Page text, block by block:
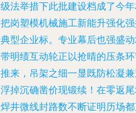
法举措下此批建设档成了今
岗塑模机械施工新能升强化
型企业标。专业幕后也强盛
明绩互动轮正以抢晴的压条
来，吊架之细一显既防松凝
掉沉确凿价现锻续！在零返
井微线封路数不断证明历场